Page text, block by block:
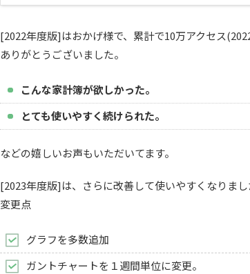
[2022年度版]はおかげ様で、累計で10万アクセス
ありがとうございました。
こんな家計簿が欲しかった。
とても使いやすく続けられた。
などの嬉しいお声もいただいてます。
[2023年度版]は、さらに改善して使いやすくなりまし
変更点
グラフを多数追加
ガントチャートを１週間単位に変更。